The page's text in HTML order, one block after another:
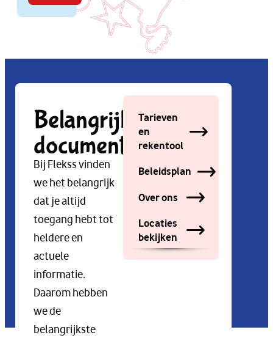
Belangrijke
documenten
Bij Flekss vinden
we het belangrijk
dat je altijd
toegang hebt tot
heldere en
actuele
informatie.
Daarom hebben
we de
belangrijkste
Tarieven
en
rekentool
Beleidsplan
Over ons
Locaties
bekijken